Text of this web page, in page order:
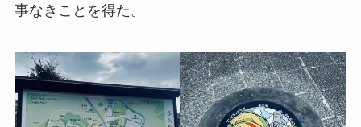
事なきことを得た。